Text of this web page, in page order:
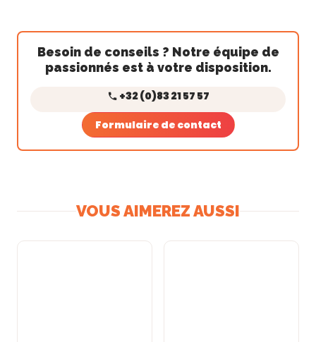
Besoin de conseils ? Notre équipe de
passionnés est à votre disposition.
+32 (0)83 21 57 57
Formulaire de contact
VOUS AIMEREZ AUSSI